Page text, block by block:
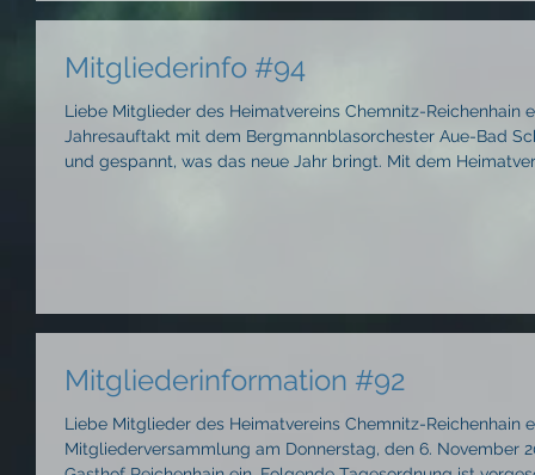
Mitgliederinfo #94
Liebe Mitglieder des Heimatvereins Chemnitz-Reichenhain
Jahresauftakt mit dem Bergmannblasorchester Aue-Bad
und gespannt, was das neue Jahr bringt. Mit dem
Mitgliederinformation #92
Liebe Mitglieder des Heimatvereins Chemnitz-Reichenhain
Mitgliederversammlung am Donnerstag, den 6. November